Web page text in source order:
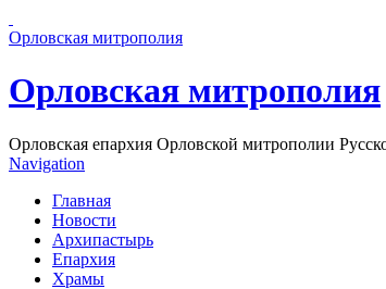
Орловская митрополия
Орловская митрополия
Орловская епархия Орловской митрополии
Navigation
Главная
Новости
Архипастырь
Епархия
Храмы